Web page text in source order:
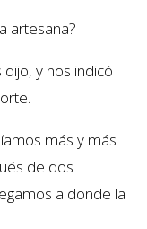
artesana?
y nos indicó
más y más
de dos
a donde la